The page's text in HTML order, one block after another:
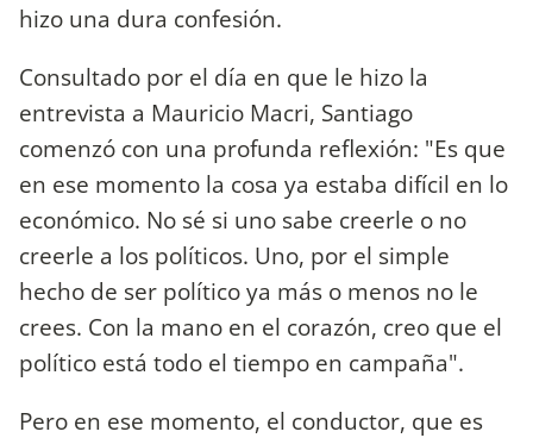
hizo una dura confesión.
Consultado por el día en que le hizo la
entrevista a Mauricio Macri, Santiago
comenzó con una profunda reflexión: "Es que
en ese momento la cosa ya estaba difícil en lo
económico. No sé si uno sabe creerle o no
creerle a los políticos. Uno, por el simple
hecho de ser político ya más o menos no le
crees. Con la mano en el corazón, creo que el
político está todo el tiempo en campaña".
Pero en ese momento, el conductor, que es